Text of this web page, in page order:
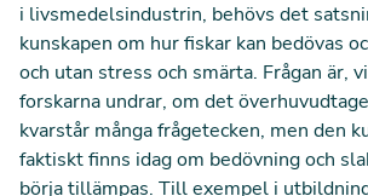
i livsmedelsindustrin, behövs det
kunskapen om hur fiskar kan bedövas
och utan stress och smärta. Frågan är,
forskarna undrar, om det
kvarstår många frågetecken, men den
faktiskt finns idag om bedövning och
börja tillämpas. Till exempel i